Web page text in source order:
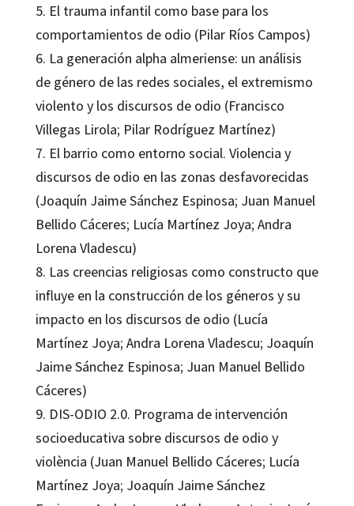
5. El trauma infantil como base para los
comportamientos de odio (Pilar Ríos Campos)
6. La generación alpha almeriense: un análisis
de género de las redes sociales, el extremismo
violento y los discursos de odio (Francisco
Villegas Lirola; Pilar Rodríguez Martínez)
7. El barrio como entorno social. Violencia y
discursos de odio en las zonas desfavorecidas
(Joaquín Jaime Sánchez Espinosa; Juan Manuel
Bellido Cáceres; Lucía Martínez Joya; Andra
Lorena Vladescu)
8. Las creencias religiosas como constructo que
influye en la construcción de los géneros y su
impacto en los discursos de odio (Lucía
Martínez Joya; Andra Lorena Vladescu; Joaquín
Jaime Sánchez Espinosa; Juan Manuel Bellido
Cáceres)
9. DIS-ODIO 2.0. Programa de intervención
socioeducativa sobre discursos de odio y
violència (Juan Manuel Bellido Cáceres; Lucía
Martínez Joya; Joaquín Jaime Sánchez